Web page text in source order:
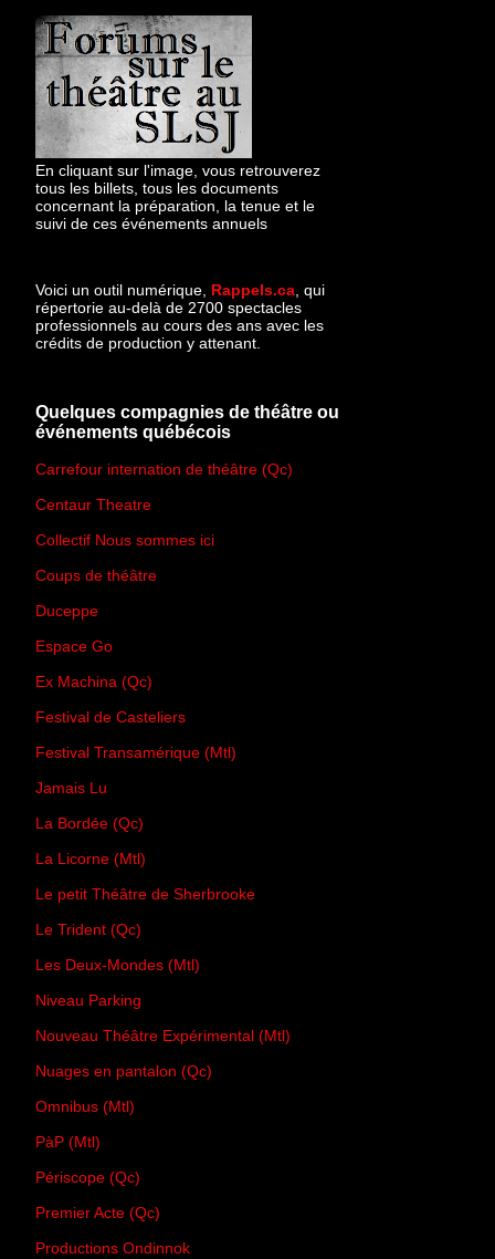
En cliquant sur l'image, vous retrouverez
tous les billets, tous les documents
concernant la préparation, la tenue et le
suivi de ces événements annuels
Voici un outil numérique, Rappels.ca , qui
répertorie au-delà de 2700 spectacles
professionnels au cours des ans avec les
crédits de production y attenant.
Quelques compagnies de théâtre ou
événements québécois
Carrefour internation de théâtre (Qc)
Centaur Theatre
Collectif Nous sommes ici
Coups de théâtre
Duceppe
Espace Go
Ex Machina (Qc)
Festival de Casteliers
Festival Transamérique (Mtl)
Jamais Lu
La Bordée (Qc)
La Licorne (Mtl)
Le petit Théâtre de Sherbrooke
Le Trident (Qc)
Les Deux-Mondes (Mtl)
Niveau Parking
Nouveau Théâtre Expérimental (Mtl)
Nuages en pantalon (Qc)
Omnibus (Mtl)
PàP (Mtl)
Périscope (Qc)
Premier Acte (Qc)
Productions Ondinnok